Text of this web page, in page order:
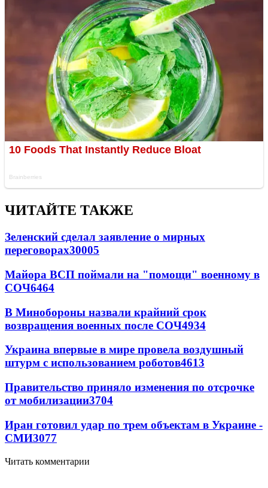
ЧИТАЙТЕ ТАКЖЕ
Зеленский сделал заявление о мирных
переговорах30005
Майора ВСП поймали на "помощи" военному в
СОЧ6464
В Минобороны назвали крайний срок
возвращения военных после СОЧ4934
Украина впервые в мире провела воздушный
штурм с использованием роботов4613
Правительство приняло изменения по отсрочке
от мобилизации3704
Иран готовил удар по трем объектам в Украине -
СМИ3077
Читать комментарии